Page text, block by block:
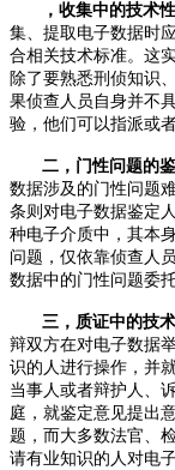
，收集中的技术性
集、提取电子数据时
合相关技术标准。这
除了要熟悉刑侦知识
果侦查人员自身并不
验，他们可以指派或
二，门性问题的鉴
数据涉及的门性问题
条则对电子数据鉴定
种电子介质中，其本
问题，仅依靠侦查人
数据中的门性问题委
三，质证中的技
辩双方在对电子数据
识的人进行操作，并
当事人或者辩护人、
庭，就鉴定意见提出
题，而大多数法官、
请有业知识的人对电